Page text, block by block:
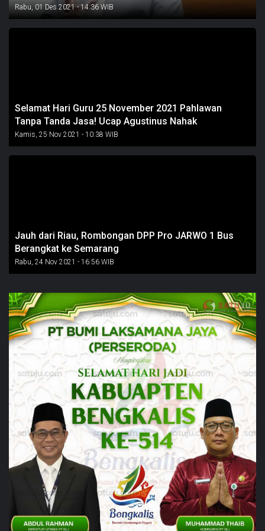
Rabu, 01 Des 2021 - 14:36 WIB
Selamat Hari Guru 25 November 2021 Pahlawan
Tanpa Tanda Jasa! Ucap Agustinus Nahak
Kamis, 25 Nov 2021 - 10:38 WIB
Jauh dari Riau, Rombongan DPP Pro JARWO 1 Bus
Berangkat ke Semarang
Rabu, 24 Nov 2021 - 16:56 WIB